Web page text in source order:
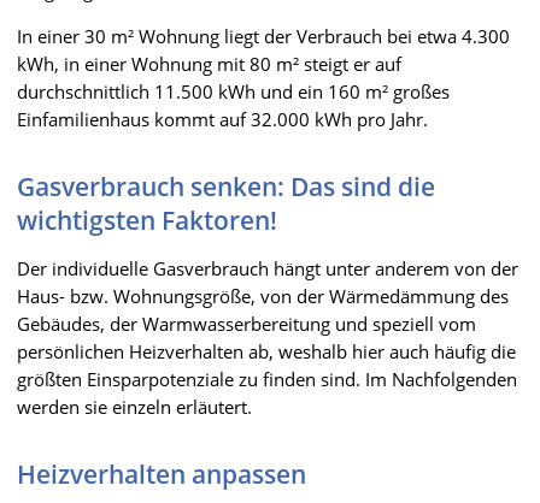
In einer 30 m² Wohnung liegt der Verbrauch bei etwa 4.300
kWh, in einer Wohnung mit 80 m² steigt er auf
durchschnittlich 11.500 kWh und ein 160 m² großes
Einfamilienhaus kommt auf 32.000 kWh pro Jahr.
Gasverbrauch senken: Das sind die
wichtigsten Faktoren!
Der individuelle Gasverbrauch hängt unter anderem von der
Haus- bzw. Wohnungsgröße, von der Wärmedämmung des
Gebäudes, der Warmwasserbereitung und speziell vom
persönlichen Heizverhalten ab, weshalb hier auch häufig die
größten Einsparpotenziale zu finden sind. Im Nachfolgenden
werden sie einzeln erläutert.
Heizverhalten anpassen